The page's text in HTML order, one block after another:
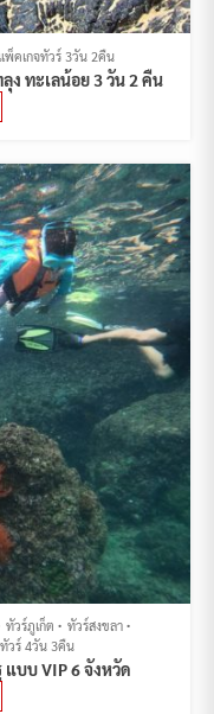
แพ็คเกจทัวร์ 3วัน 2คืน
ง ทะเลน้อย 3 วัน 2 คืน
ทัวร์ภูเก็ต
ทัวร์สงขลา
วร์ 4วัน 3คืน
แบบ VIP 6 จังหวัด